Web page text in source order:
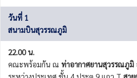
วันที่ 1
สนามบินสุวรรณภูมิ
22.00 น.
คณะพร้อมกัน ณ ท่าอากาศยานสุวรรณภูมิ